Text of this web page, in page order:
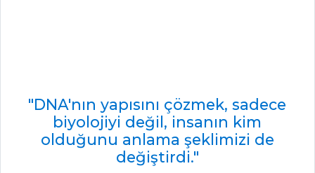
"DNA'nın yapısını çözmek, sadece
biyolojiyi değil, insanın kim
olduğunu anlama şeklimizi de
değiştirdi."